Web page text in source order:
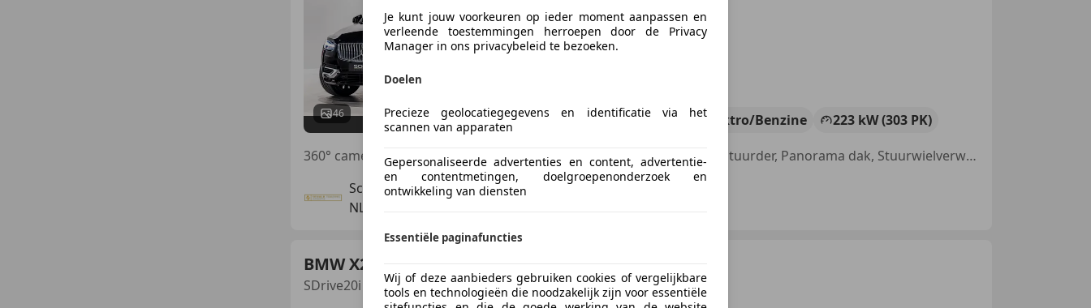
46 09/2021 77.000 km Elektro/Benzine
223 kW (303 PK)
360° camera, Head-up display, Elektrische stoelverstelling, Airbag bestuurder, Panorama dak, Stuurwielverwarming, Grootlichtassistent, Getinte ramen
Schalk Trading Automotive B.V.
NL-4879 AK ETTEN-LEUR
BMW X2
SDrive20i High Executive|M-sport|StoelV|DealerOnde
Je kunt jouw voorkeuren op ieder moment aanpassen en
verleende toestemmingen herroepen door de Privacy
Manager in ons privacybeleid te bezoeken.
Doelen
Precieze geolocatiegegevens en identificatie via het
scannen van apparaten
Gepersonaliseerde advertenties en content, advertentie-
en contentmetingen, doelgroepenonderzoek en
ontwikkeling van diensten
Essentiële paginafuncties
Wij of deze aanbieders gebruiken cookies of vergelijkbare
tools en technologieën die noodzakelijk zijn voor essentiële